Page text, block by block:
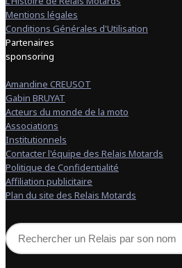
Mentions légales
Conditions Générales d'Utilisation
Partenaires
sponsoring
Amandine CREUSOT
Gabin BRUYAT
Acteurs du monde de la moto
Associations
Institutionnels
Contacter l'équipe des Relais Motards
Politique de Confidentialité
Affiliation publicitaire
Plan du site des Relais Motards